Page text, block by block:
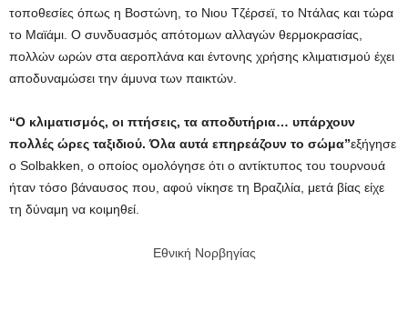
τοποθεσίες όπως η Βοστώνη, το Νιου Τζέρσεϊ, το Ντάλας και τώρα
το Μαϊάμι. Ο συνδυασμός απότομων αλλαγών θερμοκρασίας,
πολλών ωρών στα αεροπλάνα και έντονης χρήσης κλιματισμού έχει
αποδυναμώσει την άμυνα των παικτών.
“Ο κλιματισμός, οι πτήσεις, τα αποδυτήρια… υπάρχουν
πολλές ώρες ταξιδιού. Όλα αυτά επηρεάζουν το σώμα”εξήγησε
ο Solbakken, ο οποίος ομολόγησε ότι ο αντίκτυπος του τουρνουά
ήταν τόσο βάναυσος που, αφού νίκησε τη Βραζιλία, μετά βίας είχε
τη δύναμη να κοιμηθεί.
Εθνική Νορβηγίας